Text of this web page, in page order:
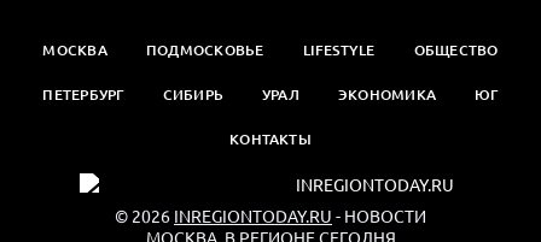
МОСКВА ПОДМОСКОВЬЕ LIFESTYLE ОБЩЕСТВО
ПЕТЕРБУРГ СИБИРЬ УРАЛ ЭКОНОМИКА ЮГ
КОНТАКТЫ
© 2026 INREGIONTODAY.RU - НОВОСТИ
МОСКВА. В РЕГИОНЕ СЕГОДНЯ